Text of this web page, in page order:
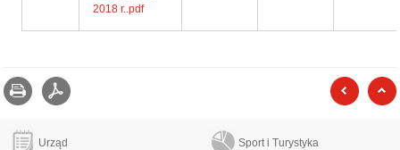
2018 r..pdf
Drukuj
Urząd Sport i Turystyka